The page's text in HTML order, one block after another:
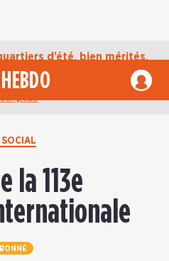
d’été, bien mérités,
D’ici là, retrouvez
notre compte Bluesky. En
SOCIAL
la 113e